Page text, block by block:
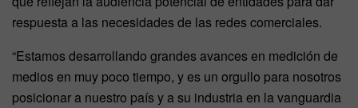
respuesta a las necesidades de las redes comerciales.
“Estamos desarrollando grandes avances en medición de
medios en muy poco tiempo, y es un orgullo para nosotros
posicionar a nuestro país y a su industria en la vanguardia